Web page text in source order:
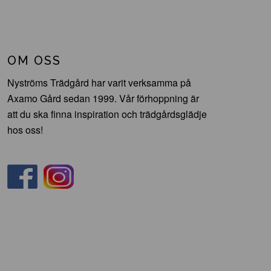
OM OSS
Nyströms Trädgård har varit verksamma på
Axamo Gård sedan 1999. Vår förhoppning är
att du ska finna inspiration och trädgårdsglädje
hos oss!